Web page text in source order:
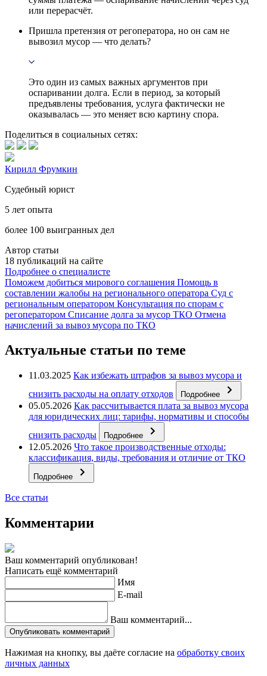
или перерасчёт.
Пришла претензия от регоператора, но он сам не
вывозил мусор — что делать?
Это один из самых важных аргументов при
оспаривании долга. Если в период, за который
предъявлены требования, услуга фактически не
оказывалась — это меняет всю картину спора.
Поделиться в социальных сетях:
Кирилл Фрумкин
Судебный юрист
5 лет опыта
более 100 выигранных дел
Автор статьи
18 публикаций на сайте
Подробнее о специалисте
Поможем добиться мирового соглашения Помощь в
составлении жалобы на регионального оператора Суд с
региональным оператором Консультация по спорам с
регоператором Списание долга за мусор ТКО Отмена
начислений за вывоз мусора по ТКО
Актуальные статьи по теме
11.03.2025 Как избежать штрафов за вывоз мусора и
снизить расходы на оплату отходов
Подробнее
05.05.2026 Как рассчитывается плата за вывоз мусора
для юридических лиц: тарифы, нормативы и способы
снизить расходы
Подробнее
12.05.2026 Что такое производственные отходы:
классификация, виды, требования и отличие от ТКО
Подробнее
Все статьи
Комментарии
Ваш комментарий опубликован!
Написать ещё комментарий
Имя
E-mail
Ваш комментарий...
Опубликовать комментарий
Нажимая на кнопку, вы даёте согласие на обработку своих
личных данных